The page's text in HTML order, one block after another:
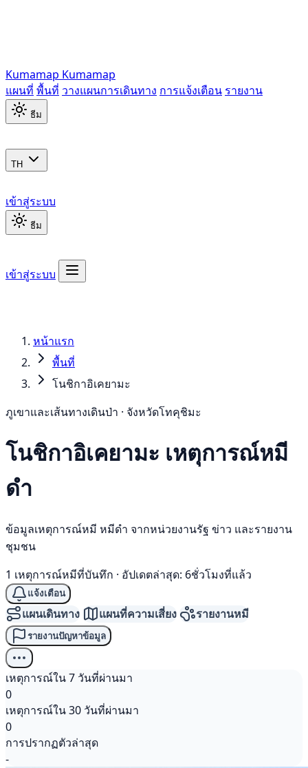
Kumamap Kumamap
แผนที่ พื้นที่ วางแผนการเดินทาง การแจ้งเตือน รายงาน
ธีม
TH
เข้าสู่ระบบ
ธีม
เข้าสู่ระบบ
หน้าแรก
พื้นที่
โนชิกาอิเคยามะ
ภูเขาและเส้นทางเดินป่า · จังหวัดโทคุชิมะ
โนชิกาอิเคยามะ เหตุการณ์หมี
ดำ
ข้อมูลเหตุการณ์หมี หมีดำ จากหน่วยงานรัฐ ข่าว และรายงาน
ชุมชน
1 เหตุการณ์หมีที่บันทึก · อัปเดตล่าสุด: 6ชั่วโมงที่แล้ว
แจ้งเตือน
แผนเดินทาง แผนที่ความเสี่ยง รายงานหมี
รายงานปัญหาข้อมูล
เหตุการณ์ใน 7 วันที่ผ่านมา
0
เหตุการณ์ใน 30 วันที่ผ่านมา
0
การปรากฏตัวล่าสุด
-